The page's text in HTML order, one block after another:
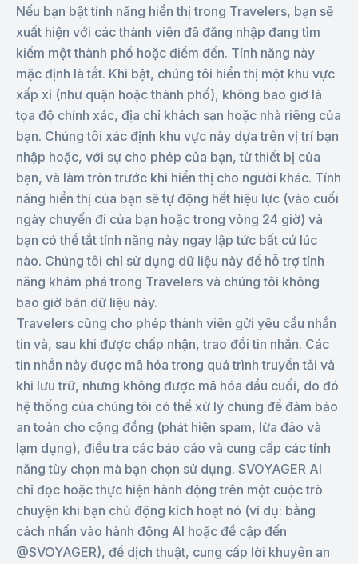
Nếu bạn bật tính năng hiển thị trong Travelers, bạn sẽ
xuất hiện với các thành viên đã đăng nhập đang tìm
kiếm một thành phố hoặc điểm đến. Tính năng này
mặc định là tắt. Khi bật, chúng tôi hiển thị một khu vực
xấp xỉ (như quận hoặc thành phố), không bao giờ là
tọa độ chính xác, địa chỉ khách sạn hoặc nhà riêng của
bạn. Chúng tôi xác định khu vực này dựa trên vị trí bạn
nhập hoặc, với sự cho phép của bạn, từ thiết bị của
bạn, và làm tròn trước khi hiển thị cho người khác. Tính
năng hiển thị của bạn sẽ tự động hết hiệu lực (vào cuối
ngày chuyến đi của bạn hoặc trong vòng 24 giờ) và
bạn có thể tắt tính năng này ngay lập tức bất cứ lúc
nào. Chúng tôi chỉ sử dụng dữ liệu này để hỗ trợ tính
năng khám phá trong Travelers và chúng tôi không
bao giờ bán dữ liệu này.
Travelers cũng cho phép thành viên gửi yêu cầu nhắn
tin và, sau khi được chấp nhận, trao đổi tin nhắn. Các
tin nhắn này được mã hóa trong quá trình truyền tải và
khi lưu trữ, nhưng không được mã hóa đầu cuối, do đó
hệ thống của chúng tôi có thể xử lý chúng để đảm bảo
an toàn cho cộng đồng (phát hiện spam, lừa đảo và
lạm dụng), điều tra các báo cáo và cung cấp các tính
năng tùy chọn mà bạn chọn sử dụng. SVOYAGER AI
chỉ đọc hoặc thực hiện hành động trên một cuộc trò
chuyện khi bạn chủ động kích hoạt nó (ví dụ: bằng
cách nhấn vào hành động AI hoặc đề cập đến
@SVOYAGER), để dịch thuật, cung cấp lời khuyên an